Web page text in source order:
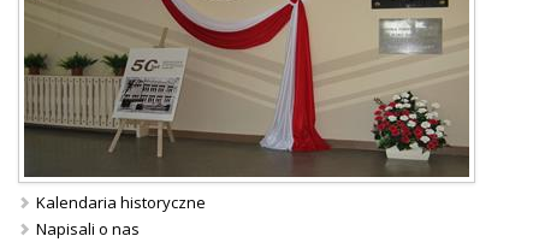
Kalendaria historyczne
Napisali o nas